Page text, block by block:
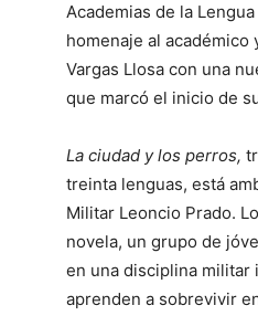
Academias de la
homenaje al académico
Vargas Llosa con una
que marcó el inicio de
La ciudad y los perros,
treinta lenguas, está
Militar Leoncio Prado.
novela, un grupo de
en una disciplina militar
aprenden a sobrevivir